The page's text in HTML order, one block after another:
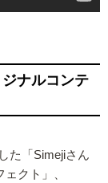
ナルコンテ
た「Simejiさん
クト」、